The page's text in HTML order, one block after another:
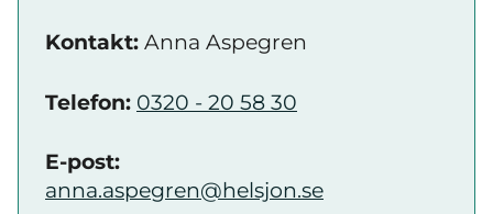
Kontakt: Anna Aspegren
Telefon: 0320 - 20 58 30
E-post:
anna.aspegren@helsjon.se